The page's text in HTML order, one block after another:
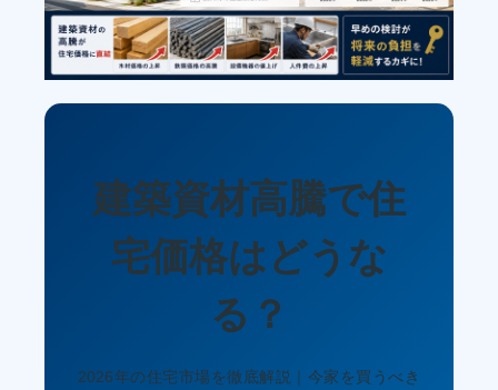
建築資材高騰で住
宅価格はどうな
る？
2026年の住宅市場を徹底解説｜今家を買うべき